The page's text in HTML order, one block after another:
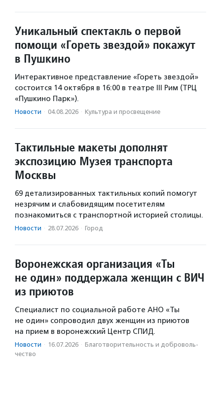
Уникальный спектакль о первой
помощи «Гореть звездой» покажут
в Пушкино
Интерактивное представление «Гореть звездой»
состоится 14 октября в 16:00 в театре III Рим (ТРЦ
«Пушкино Парк»).
Новости · 04.08.2026 · Культура и просвещение
Тактильные макеты дополнят
экспозицию Музея транспорта
Москвы
69 детализированных тактильных копий помогут
незрячим и слабовидящим посетителям
познакомиться с транспортной историей столицы.
Новости · 28.07.2026 · Город
Воронежская организация «Ты
не один» поддержала женщин с ВИЧ
из приютов
Специалист по социальной работе АНО «Ты
не один» сопроводил двух женщин из приютов
на прием в воронежский Центр СПИД.
Новости · 16.07.2026 · Благотвори­тель­ность и доброволь­
чест­во